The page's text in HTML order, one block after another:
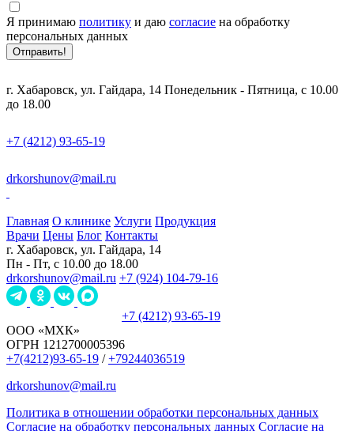
Я принимаю политику и даю согласие на обработку
персональных данных
Отправить!
г. Хабаровск, ул. Гайдара, 14 Понедельник - Пятница, с 10.00
до 18.00
+7 (4212) 93-65-19
drkorshunov@mail.ru
Главная О клинике Услуги Продукция
Врачи Цены Блог Контакты
г. Хабаровск, ул. Гайдара, 14
Пн - Пт, с 10.00 до 18.00
drkorshunov@mail.ru +7 (924) 104-79-16
+7 (4212) 93-65-19
ООО «МХК»
ОГРН 1212700005396
+7(4212)93-65-19 /+79244036519
drkorshunov@mail.ru
Политика в отношении обработки персональных данных
Согласие на обработку персональных данных Согласие на